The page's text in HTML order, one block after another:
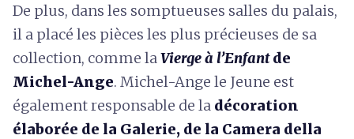
De plus, dans les somptueuses salles du palais,
il a placé les pièces les plus précieuses de sa
collection, comme laVierge à l’Enfantde
Michel-Ange. Michel-Ange le Jeune est
également responsable de la décoration
élaborée de la Galerie, de la Camera della